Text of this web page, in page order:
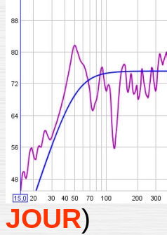
JOUR)